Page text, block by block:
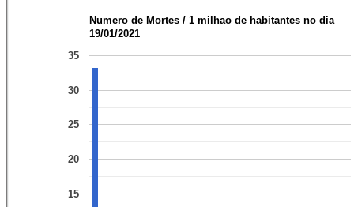
Numero de Mortes / 1 milhao de habitantes no dia
19/01/2021
15
20
25
30
35